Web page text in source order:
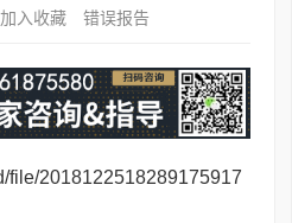
加入收藏 错误报告
file/2018122518289175917